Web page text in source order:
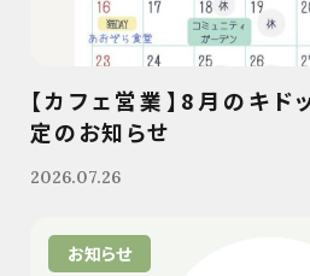
【カフェ営業】8月のキ
定のお知らせ
2026.07.26
お知らせ